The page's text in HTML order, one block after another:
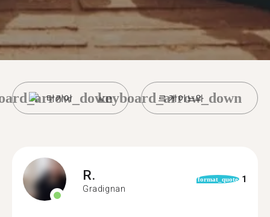
터키어 르 케이느와
keyboard_arrow_down
R.
Gradignan
format_quote 1